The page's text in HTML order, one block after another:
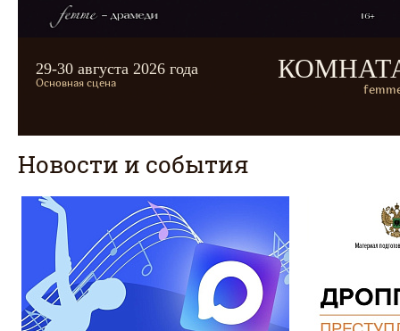
29-30 августа 2026 года
Основная сцена
Новости и события